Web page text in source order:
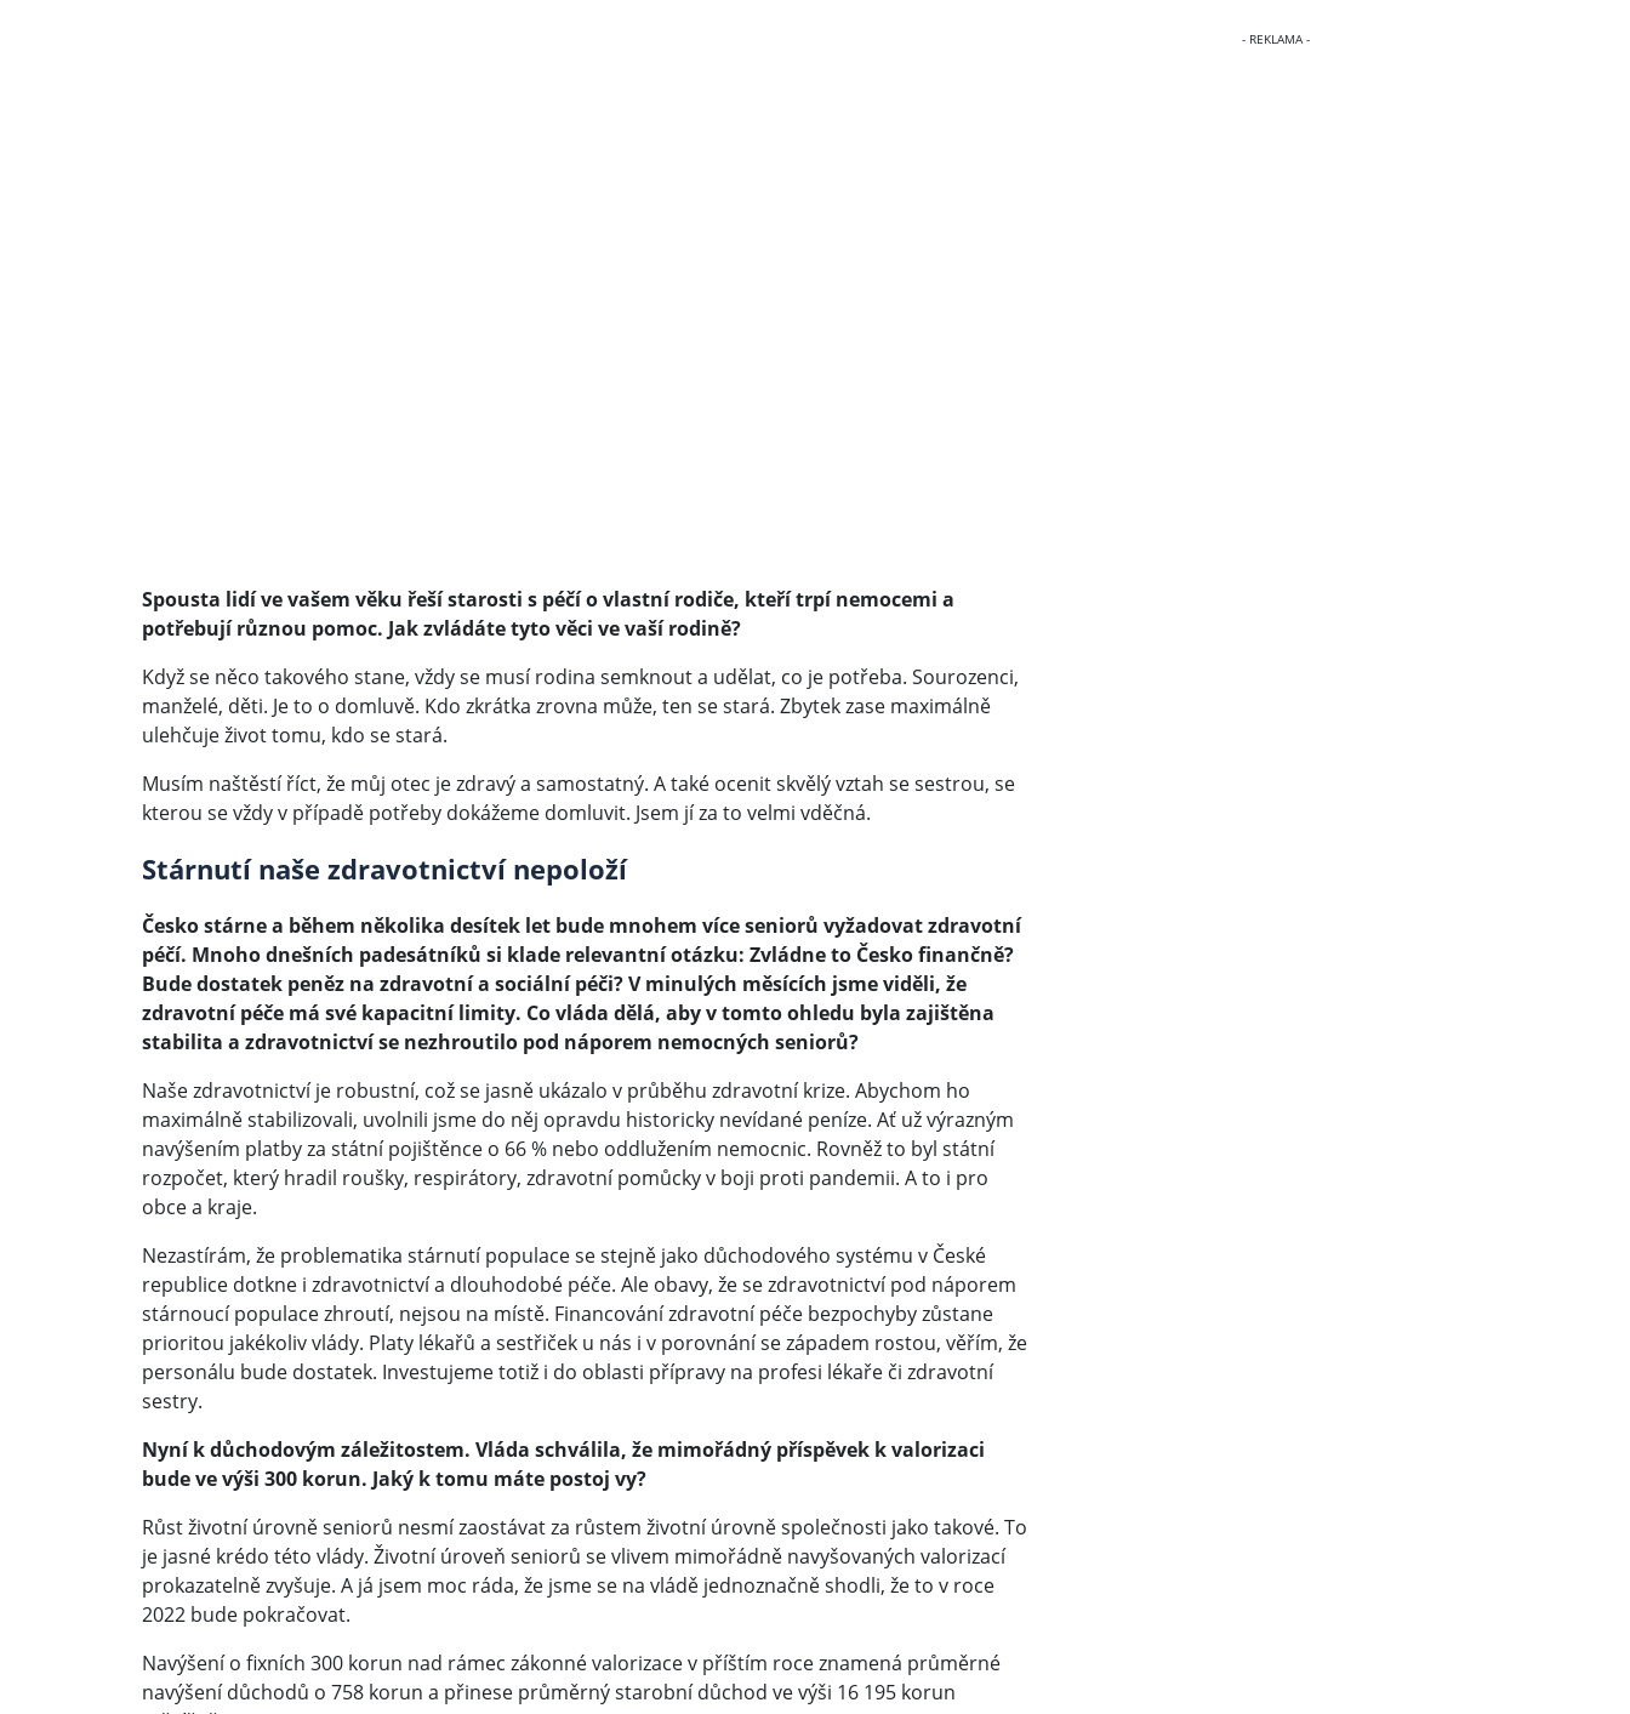
Spousta lidí ve vašem věku řeší starosti s péčí o vlastní rodiče, kteří trpí nemocemi a
potřebují různou pomoc. Jak zvládáte tyto věci ve vaší rodině?
Když se něco takového stane, vždy se musí rodina semknout a udělat, co je potřeba. Sourozenci,
manželé, děti. Je to o domluvě. Kdo zkrátka zrovna může, ten se stará. Zbytek zase maximálně
ulehčuje život tomu, kdo se stará.
Musím naštěstí říct, že můj otec je zdravý a samostatný. A také ocenit skvělý vztah se sestrou, se
kterou se vždy v případě potřeby dokážeme domluvit. Jsem jí za to velmi vděčná.
Stárnutí naše zdravotnictví nepoloží
Česko stárne a během několika desítek let bude mnohem více seniorů vyžadovat zdravotní
péčí. Mnoho dnešních padesátníků si klade relevantní otázku: Zvládne to Česko finančně?
Bude dostatek peněz na zdravotní a sociální péči? V minulých měsících jsme viděli, že
zdravotní péče má své kapacitní limity. Co vláda dělá, aby v tomto ohledu byla zajištěna
stabilita a zdravotnictví se nezhroutilo pod náporem nemocných seniorů?
Naše zdravotnictví je robustní, což se jasně ukázalo v průběhu zdravotní krize. Abychom ho
maximálně stabilizovali, uvolnili jsme do něj opravdu historicky nevídané peníze. Ať už výrazným
navýšením platby za státní pojištěnce o 66 % nebo oddlužením nemocnic. Rovněž to byl státní
rozpočet, který hradil roušky, respirátory, zdravotní pomůcky v boji proti pandemii. A to i pro
obce a kraje.
Nezastírám, že problematika stárnutí populace se stejně jako důchodového systému v České
republice dotkne i zdravotnictví a dlouhodobé péče. Ale obavy, že se zdravotnictví pod náporem
stárnoucí populace zhroutí, nejsou na místě. Financování zdravotní péče bezpochyby zůstane
prioritou jakékoliv vlády. Platy lékařů a sestřiček u nás i v porovnání se západem rostou, věřím, že
personálu bude dostatek. Investujeme totiž i do oblasti přípravy na profesi lékaře či zdravotní
sestry.
Nyní k důchodovým záležitostem. Vláda schválila, že mimořádný příspěvek k valorizaci
bude ve výši 300 korun. Jaký k tomu máte postoj vy?
Růst životní úrovně seniorů nesmí zaostávat za růstem životní úrovně společnosti jako takové. To
je jasné krédo této vlády. Životní úroveň seniorů se vlivem mimořádně navyšovaných valorizací
prokazatelně zvyšuje. A já jsem moc ráda, že jsme se na vládě jednoznačně shodli, že to v roce
2022 bude pokračovat.
Navýšení o fixních 300 korun nad rámec zákonné valorizace v příštím roce znamená průměrné
navýšení důchodů o 758 korun a přinese průměrný starobní důchod ve výši 16 195 korun